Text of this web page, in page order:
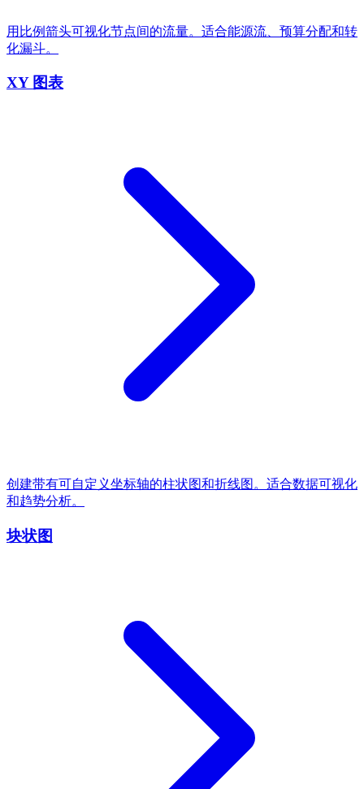
用比例箭头可视化节点间的流量。适合能源流、预算分配和转
化漏斗。
XY 图表
创建带有可自定义坐标轴的柱状图和折线图。适合数据可视化
和趋势分析。
块状图